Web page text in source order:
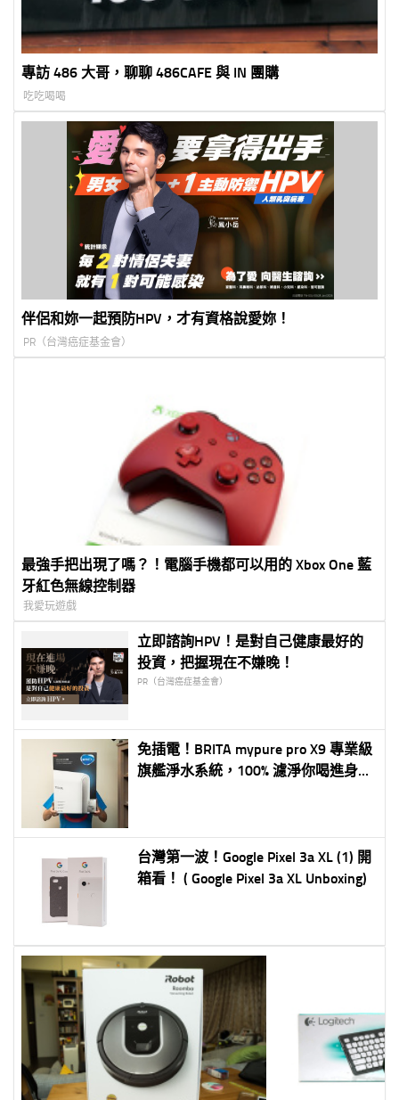
專訪 486 大哥，聊聊 486CAFE 與 IN 團購
吃吃喝喝
伴侶和妳一起預防HPV，才有資格說愛妳！
PR（台灣癌症基金會）
最強手把出現了嗎？！電腦手機都可以用的 Xbox One 藍
牙紅色無線控制器
我愛玩遊戲
立即諮詢HPV！是對自己健康最好的
投資，把握現在不嫌晚！
PR（台灣癌症基金會）
免插電！BRITA mypure pro X9 專業級
旗艦淨水系統，100% 濾淨你喝進身體
台灣第一波！Google Pixel 3a XL (1) 開
箱看！ ( Google Pixel 3a XL Unboxing)